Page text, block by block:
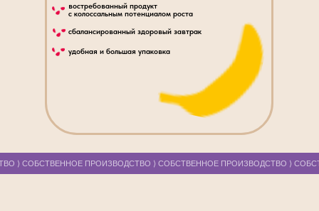
востребованный продукт
с колоссальным потенциалом роста
удобная и большая упаковка
сбалансированный здоровый завтрак
⟩ СОБСТВЕННОЕ ПРОИЗВОДСТВО ⟩ СОБСТВЕННОЕ ПРОИЗВОДСТВО ⟩